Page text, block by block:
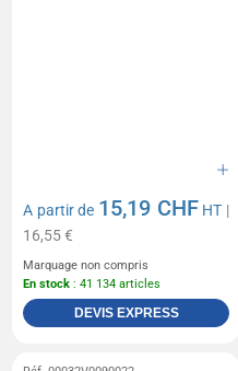
A partir de 15,19 CHF HT |
16,55 €
Marquage non compris
En stock : 41 134 articles
DEVIS EXPRESS